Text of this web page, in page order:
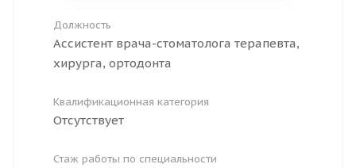
Должность
Ассистент врача-стоматолога терапевта,
хирурга, ортодонта
Квалификационная категория
Отсутствует
Стаж работы по специальности